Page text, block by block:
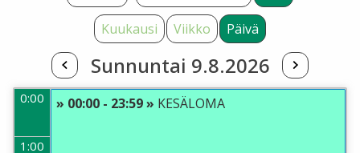
Kuukausi Viikko Päivä
Sunnuntai 9.8.2026
0:00
1:00
» 00:00 - 23:59 » KESÄLOMA